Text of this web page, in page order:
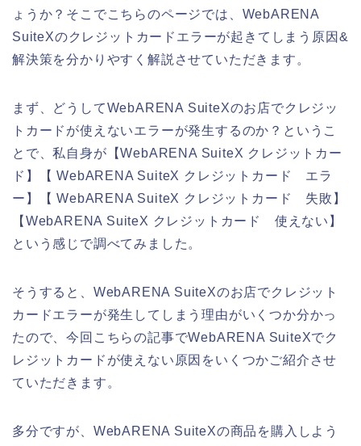
ょうか？そこでこちらのページでは、WebARENA
SuiteXのクレジットカードエラーが起きてしまう原因&
解決策を分かりやすく解説させていただきます。
まず、どうしてWebARENA SuiteXのお店でクレジッ
トカードが使えないエラーが発生するのか？というこ
とで、私自身が【WebARENA SuiteX クレジットカー
ド】【 WebARENA SuiteX クレジットカード エラ
ー】【 WebARENA SuiteX クレジットカード 失敗】
【WebARENA SuiteX クレジットカード 使えない】
という感じで調べてみました。
そうすると、WebARENA SuiteXのお店でクレジット
カードエラーが発生してしまう理由がいくつか分かっ
たので、今回こちらの記事でWebARENA SuiteXでク
レジットカードが使えない原因をいくつかご紹介させ
ていただきます。
多分ですが、WebARENA SuiteXの商品を購入しよう